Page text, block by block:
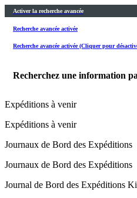
Activer la recherche avancée
Recherche avancée activée
Recherche avancée activée (Cliquer pour
Recherchez une information
Expéditions à venir
Expéditions à venir
Journaux de Bord des Expéditions
Journaux de Bord des Expéditions
Journal de Bord des Expéditions